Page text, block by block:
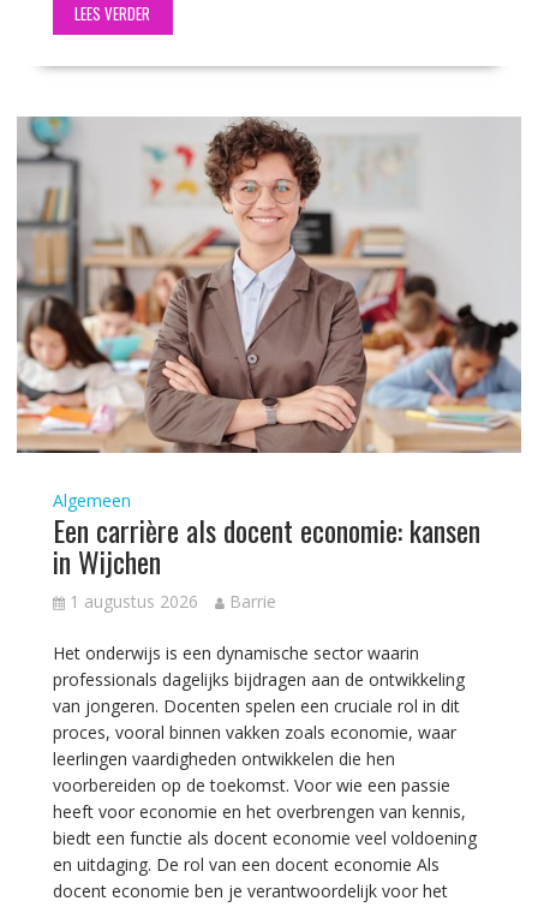
LEES VERDER
Algemeen
Een carrière als docent economie: kansen
in Wijchen
1 augustus 2026 Barrie
Het onderwijs is een dynamische sector waarin
professionals dagelijks bijdragen aan de ontwikkeling
van jongeren. Docenten spelen een cruciale rol in dit
proces, vooral binnen vakken zoals economie, waar
leerlingen vaardigheden ontwikkelen die hen
voorbereiden op de toekomst. Voor wie een passie
heeft voor economie en het overbrengen van kennis,
biedt een functie als docent economie veel voldoening
en uitdaging. De rol van een docent economie Als
docent economie ben je verantwoordelijk voor het